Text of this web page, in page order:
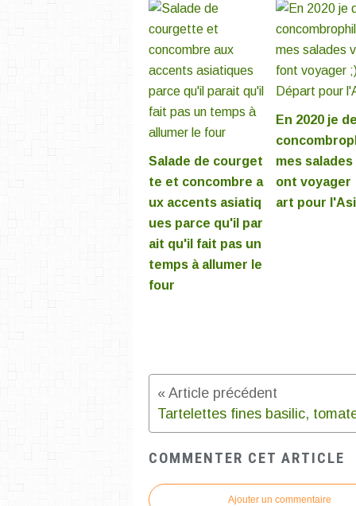
Salade de courget
te et concombre a
ux accents asiatiq
ues parce qu'il par
ait qu'il fait pas un
temps à allumer le
four
En 2020 je
mes
ont voyager
art pour
COMMENTER CET ARTICLE
Ajouter un commentaire